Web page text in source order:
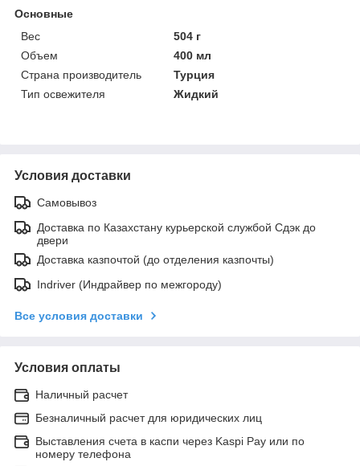
Основные
Вес
504 г
Объем
400 мл
Страна производитель
Турция
Тип освежителя
Жидкий
Условия доставки
Самовывоз
Доставка по Казахстану курьерской службой Сдэк до
двери
Доставка казпочтой (до отделения казпочты)
Indriver (Индрайвер по межгороду)
Все условия доставки
Условия оплаты
Наличный расчет
Безналичный расчет для юридических лиц
Выставления счета в каспи через Kaspi Pay или по
номеру телефона